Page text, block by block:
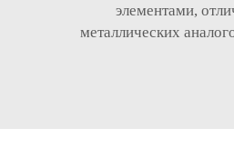
элементами,
металлических